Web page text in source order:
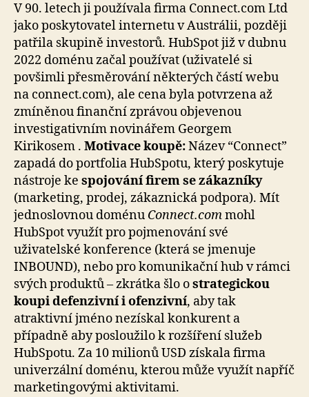
V 90. letech ji používala firma Connect.com Ltd
jako poskytovatel internetu v Austrálii, později
patřila skupině investorů. HubSpot již v dubnu
2022 doménu začal používat (uživatelé si
povšimli přesměrování některých částí webu
na connect.com), ale cena byla potvrzena až
zmíněnou finanční zprávou objevenou
investigativním novinářem Georgem
Kirikosem . Motivace koupě:Název “Connect”
zapadá do portfolia HubSpotu, který poskytuje
nástroje ke spojování firem se zákazníky
(marketing, prodej, zákaznická podpora). Mít
jednoslovnou doménu Connect.commohl
HubSpot využít pro pojmenování své
uživatelské konference (která se jmenuje
INBOUND), nebo pro komunikační hub v rámci
svých produktů – zkrátka šlo ostrategickou
koupi defenzivní i ofenzivní, aby tak
atraktivní jméno nezískal konkurent a
případně aby posloužilo k rozšíření služeb
HubSpotu. Za 10 milionů USD získala firma
univerzální doménu, kterou může využít napříč
marketingovými aktivitami.